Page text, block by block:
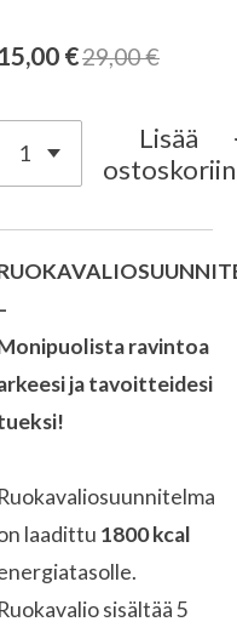
15,00 €29,00 €
Lisää
ostoskoriin
ravintoa
ja tavoitteidesi
Ruokavaliosuunnitelma
laadittu 1800 kcal
Ruokavalio sisältää 5